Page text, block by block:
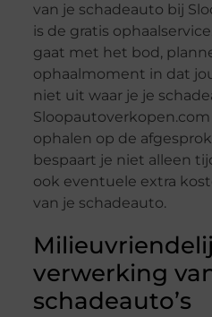
van je schadeauto bij
is de gratis
gaat met het bod,
ophaalmoment in dat
niet uit waar je je
ophalen op de
bespaart je niet alleen
ook eventuele extra
van je schadeauto.
verwerking
schadeauto’s